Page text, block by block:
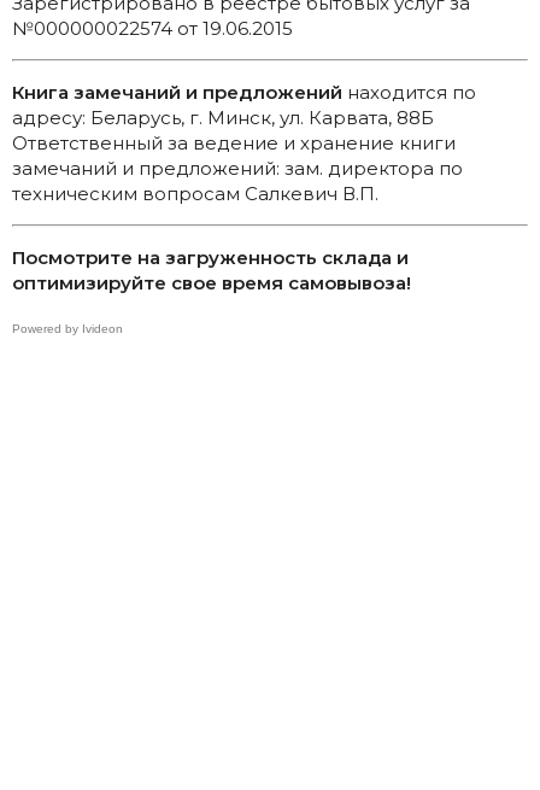
№000000022574 от 19.06.2015
Книга замечаний и предложений находится по
адресу: Беларусь, г. Минск, ул. Карвата, 88Б
Ответственный за ведение и хранение книги
замечаний и предложений: зам. директора по
техническим вопросам Салкевич В.П.
Посмотрите на загруженность склада и
оптимизируйте свое время самовывоза!
Powered by Ivideon